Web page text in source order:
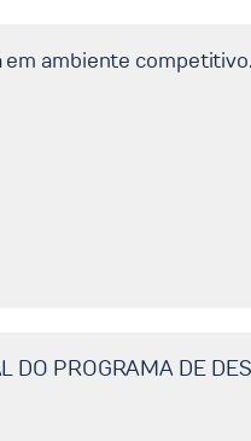
em ambiente competitivo.
DO PROGRAMA DE